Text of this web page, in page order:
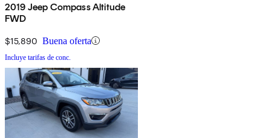
2019 Jeep Compass Altitude
FWD
$15,890 Buena oferta
Incluye tarifas de conc.